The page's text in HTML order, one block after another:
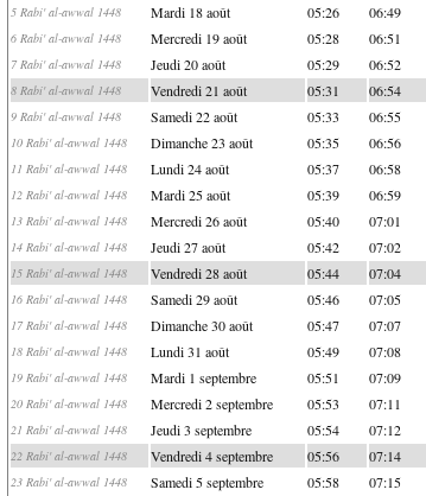
5 Rabi' al-awwal 1448 Mardi 18 août 05:26 06:49
6 Rabi' al-awwal 1448 Mercredi 19 août 05:28 06:51
7 Rabi' al-awwal 1448 Jeudi 20 août 05:29 06:52
8 Rabi' al-awwal 1448 Vendredi 21 août 05:31 06:54
9 Rabi' al-awwal 1448 Samedi 22 août 05:33 06:55
10 Rabi' al-awwal 1448 Dimanche 23 août 05:35 06:56
11 Rabi' al-awwal 1448 Lundi 24 août 05:37 06:58
12 Rabi' al-awwal 1448 Mardi 25 août 05:39 06:59
13 Rabi' al-awwal 1448 Mercredi 26 août 05:40 07:01
14 Rabi' al-awwal 1448 Jeudi 27 août 05:42 07:02
15 Rabi' al-awwal 1448 Vendredi 28 août 05:44 07:04
16 Rabi' al-awwal 1448 Samedi 29 août 05:46 07:05
17 Rabi' al-awwal 1448 Dimanche 30 août 05:47 07:07
18 Rabi' al-awwal 1448 Lundi 31 août 05:49 07:08
19 Rabi' al-awwal 1448 Mardi 1 septembre 05:51 07:09
20 Rabi' al-awwal 1448 Mercredi 2 septembre 05:53 07:11
21 Rabi' al-awwal 1448 Jeudi 3 septembre 05:54 07:12
22 Rabi' al-awwal 1448 Vendredi 4 septembre 05:56 07:14
23 Rabi' al-awwal 1448 Samedi 5 septembre 05:58 07:15